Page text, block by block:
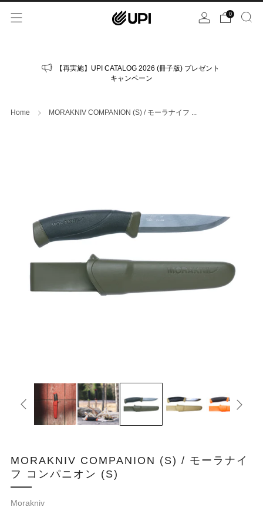
0
【再実施】UPI CATALOG 2026 (冊子版) プレゼント
キャンペーン
Home MORAKNIV COMPANION (S) / モーラナイフ ...
MORAKNIV COMPANION (S) / モーラナイ
フ コンパニオン (S)
Morakniv